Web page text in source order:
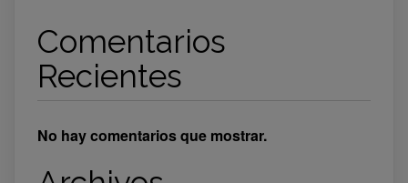
Comentarios
Recientes
No hay comentarios que mostrar.